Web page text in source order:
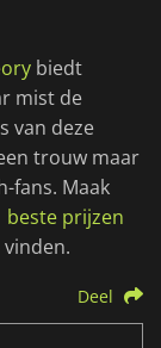
biedt
mist de
van deze
trouw maar
fans. Maak
beste prijzen
Deel